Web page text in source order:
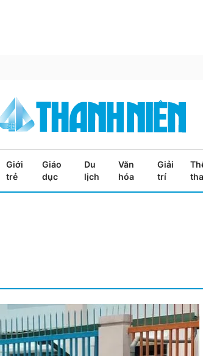
Giới
trẻ
Giáo
dục
Du
lịch
Văn
hóa
Giải
trí